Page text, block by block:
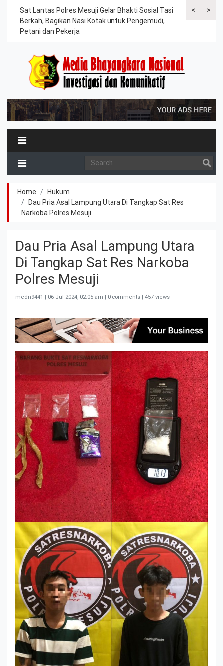
<
Sat Lantas Polres Mesuji Gelar Bhakti Sosial Tasi
Berkah, Bagikan Nasi Kotak untuk Pengemudi,
Petani dan Pekerja
Kapolres
>
Home
Hukum
Dau Pria Asal Lampung Utara Di Tangkap Sat Res
Narkoba Polres Mesuji
Dau Pria Asal Lampung Utara
Di Tangkap Sat Res Narkoba
Polres Mesuji
medn9441 | 06 Jul 2024, 02:05 am | 0 comments | 457 views